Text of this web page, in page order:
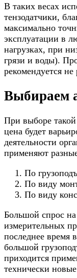
В таких весах
тензодатчики,
максимально
эксплуатации в
нагрузках, при
грязи и воды).
рекомендуется
Выбираем
При выборе
цена будет
деятельности
применяют
По
По виду
По виду
Большой спрос
измерительных
последнее время
большой
приходится
технически